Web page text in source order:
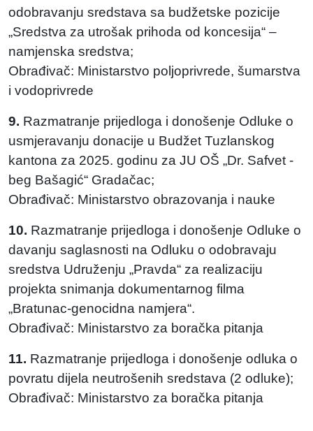
odobravanju sredstava sa budžetske pozicije
„Sredstva za utrošak prihoda od koncesija“ –
namjenska sredstva;
Obrađivač: Ministarstvo poljoprivrede, šumarstva
i vodoprivrede
9. Razmatranje prijedloga i donošenje Odluke o
usmjeravanju donacije u Budžet Tuzlanskog
kantona za 2025. godinu za JU OŠ „Dr. Safvet -
beg Bašagić“ Gradačac;
Obrađivač: Ministarstvo obrazovanja i nauke
10. Razmatranje prijedloga i donošenje Odluke o
davanju saglasnosti na Odluku o odobravaju
sredstva Udruženju „Pravda“ za realizaciju
projekta snimanja dokumentarnog filma
„Bratunac-genocidna namjera“.
Obrađivač: Ministarstvo za boračka pitanja
11. Razmatranje prijedloga i donošenje odluka o
povratu dijela neutrošenih sredstava (2 odluke);
Obrađivač: Ministarstvo za boračka pitanja